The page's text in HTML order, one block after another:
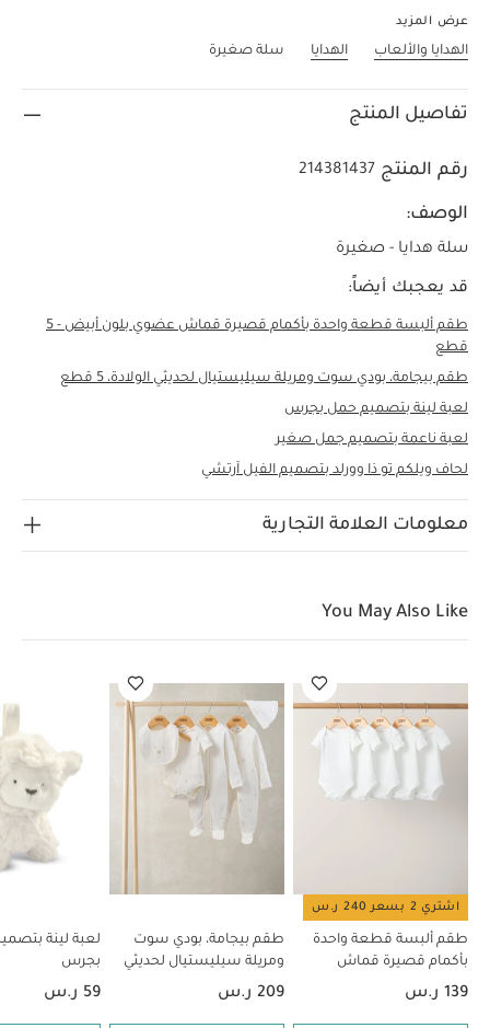
عرض المزيد
الهدايا والألعاب الهدايا سلة صغيرة
تفاصيل المنتج
رقم المنتج 214381437
الوصف:
سلة هدايا - صغيرة
قد يعجبك أيضاً:
طقم ألبسة قطعة واحدة بأكمام قصيرة قماش عضوي بلون أبيض - 5
قطع
طقم بيجامة، بودي سوت ومريلة سيليستيال لحديثي الولادة، 5 قطع
لعبة لينة بتصميم حمل بجرس
لعبة ناعمة بتصميم جمل صغير
لحاف ويلكم تو ذا وورلد بتصميم الفيل آرتشي
معلومات العلامة التجارية
You May Also Like
اشتري 2 بسعر 240 ر.س
طقم ألبسة قطعة واحدة
بأكمام قصيرة قماش
عضوي بلون أبيض - 5 قطع
139 ر.س
طقم بيجامة، بودي سوت
ومريلة سيليستيال لحديثي
الولادة، 5 قطع
209 ر.س
لعبة لينة
بجرس
59 ر.س